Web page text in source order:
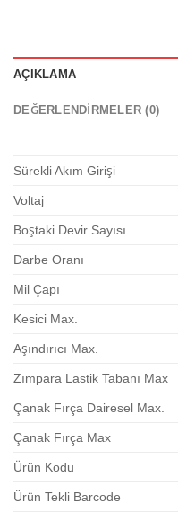
AÇIKLAMA
DEĞERLENDIRMELER (0)
Sürekli Akım Girişi
Voltaj
Boştaki Devir Sayısı
Darbe Oranı
Mil Çapı
Kesici Max.
Aşındırıcı Max.
Zımpara Lastik Tabanı Max
Çanak Fırça Dairesel Max.
Çanak Fırça Max
Ürün Kodu
Ürün Tekli Barcode